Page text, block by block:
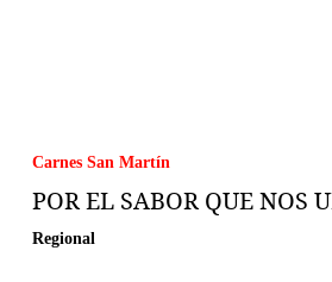
Carnes San Martín
POR EL SABOR QUE NOS
Regional